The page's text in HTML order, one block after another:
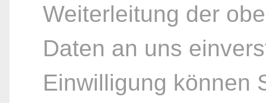
Weiterleitung der
Daten an uns
Einwilligung können